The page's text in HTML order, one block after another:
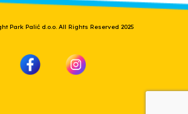
Park Palić d.o.o. All Rights Reserved 2025